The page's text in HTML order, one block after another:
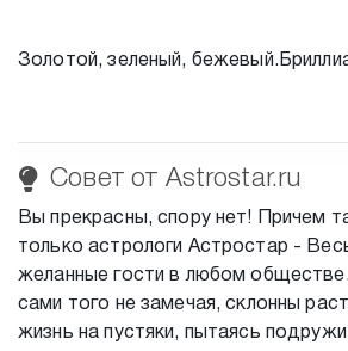
Золотой, зеленый,
Совет от Astrostar.ru
Вы прекрасны, спору нет! Причем
только астрологи Астростар -
желанные гости в любом
сами того не замечая, склонны
жизнь на пустяки, пытаясь